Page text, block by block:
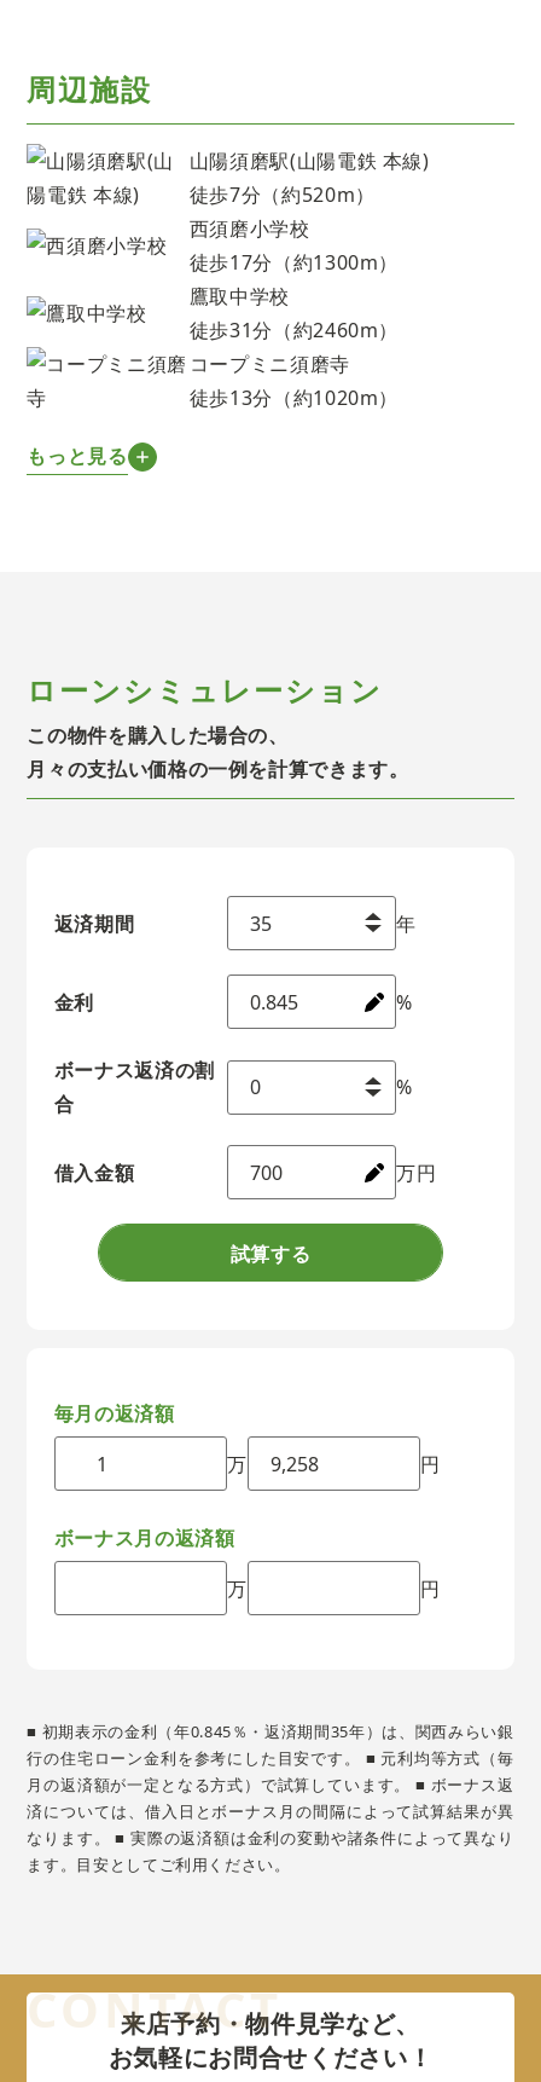
周辺施設
山陽須磨駅(山陽電鉄 本線)
徒歩7分（約520m）
西須磨小学校
徒歩17分（約1300m）
鷹取中学校
徒歩31分（約2460m）
コープミニ須磨寺
徒歩13分（約1020m）
もっと見る
ローンシミュレーション
この物件を購入した場合の、
月々の支払い価格の一例を計算できます。
返済期間 年
金利 %
ボーナス返済の割
合
%
借入金額 万円
試算する
毎月の返済額
万
円
ボーナス月の返済額
万
円
■ 初期表示の金利（年0.845％・返済期間35年）は、関西みらい銀
行の住宅ローン金利を参考にした目安です。 ■ 元利均等方式（毎
月の返済額が一定となる方式）で試算しています。 ■ ボーナス返
済については、借入日とボーナス月の間隔によって試算結果が異
なります。 ■ 実際の返済額は金利の変動や諸条件によって異なり
ます。目安としてご利用ください。
来店予約・物件見学など、
お気軽にお問合せください！